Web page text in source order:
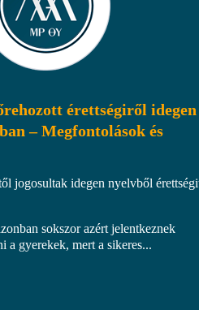
érettségiről idegen
– Megfontolások és
jogosultak idegen nyelvből
sokszor azért jelentkeznek
a gyerekek, mert a sikeres...